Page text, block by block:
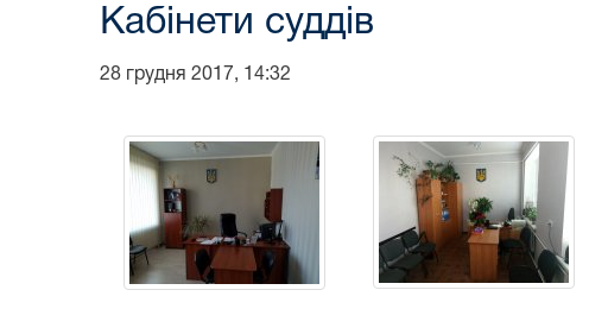
Кабінети суддів
28 грудня 2017, 14:32